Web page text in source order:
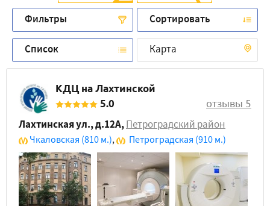
Фильтры
Список
Сортировать
Карта
КДЦ на Лахтинской
5.0
отзывы 5
Лахтинская ул., д.12А,Петроградский район
Чкаловская (810 м.), Петроградская (910 м.)